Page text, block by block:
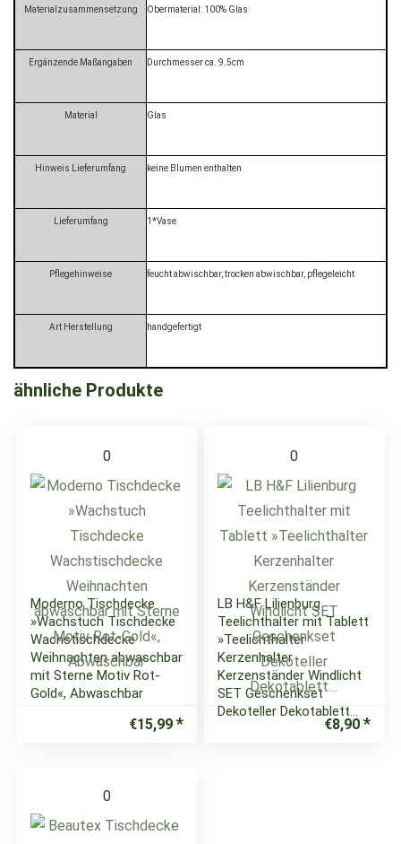
Materialzusammensetzung Obermaterial: 100% Glas
Ergänzende Maßangaben Durchmesser ca. 9.5cm
Material Glas
Hinweis Lieferumfang keine Blumen enthalten
Lieferumfang 1*Vase
Pflegehinweise feucht abwischbar, trocken abwischbar, pflegeleicht
Art Herstellung handgefertigt
ähnliche Produkte
0
Moderno Tischdecke
»Wachstuch Tischdecke
Wachstischdecke
Weihnachten abwaschbar
mit Sterne Motiv Rot-
Gold«, Abwaschbar
€15,99
0
LB H&F Lilienburg
Teelichthalter mit Tablett
»Teelichthalter
Kerzenhalter
Kerzenständer Windlicht
SET Geschenkset
Dekoteller Dekotablett…
€8,90
0